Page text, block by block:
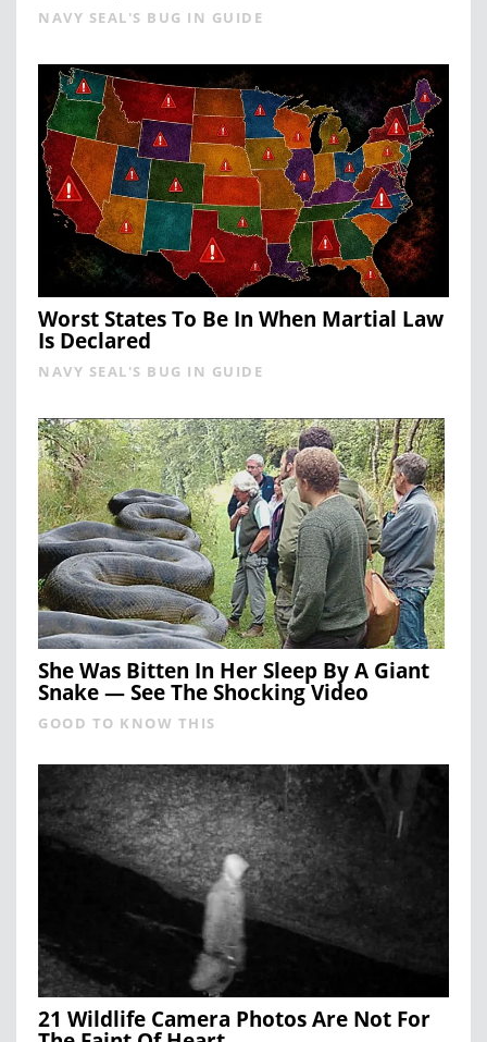
NAVY SEAL'S BUG IN GUIDE
Worst States To Be In When Martial Law
Is Declared
NAVY SEAL'S BUG IN GUIDE
She Was Bitten In Her Sleep By A Giant
Snake — See The Shocking Video
GOOD TO KNOW THIS
21 Wildlife Camera Photos Are Not For